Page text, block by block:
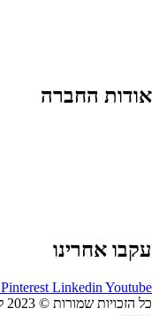
אודות החברה
עקבו אחרינו
Pinterest Linkedin Youtube
כל הזכויות שמורות © 2023 לסושיאל ליידי